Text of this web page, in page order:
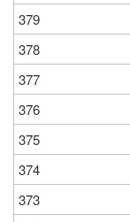
379
378
377
376
375
374
373